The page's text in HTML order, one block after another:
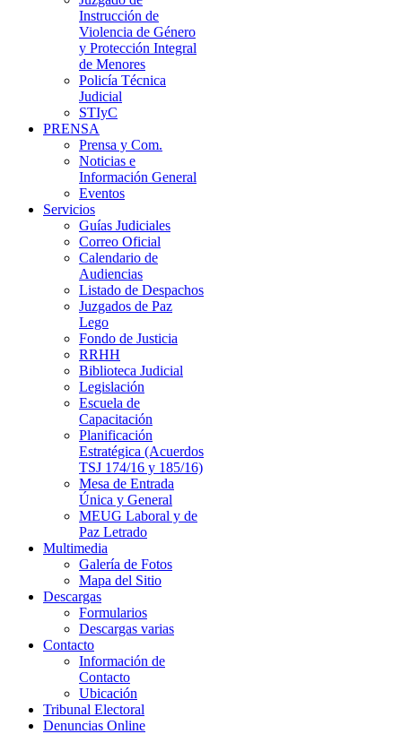
Instrucción de
Violencia de Género
y Protección Integral
de Menores
Policía Técnica
Judicial
STIyC
PRENSA
Prensa y Com.
Noticias e
Información General
Eventos
Servicios
Guías Judiciales
Correo Oficial
Calendario de
Audiencias
Listado de Despachos
Juzgados de Paz
Lego
Fondo de Justicia
RRHH
Biblioteca Judicial
Legislación
Escuela de
Capacitación
Planificación
Estratégica (Acuerdos
TSJ 174/16 y 185/16)
Mesa de Entrada
Única y General
MEUG Laboral y de
Paz Letrado
Multimedia
Galería de Fotos
Mapa del Sitio
Descargas
Formularios
Descargas varias
Contacto
Información de
Contacto
Ubicación
Tribunal Electoral
Denuncias Online